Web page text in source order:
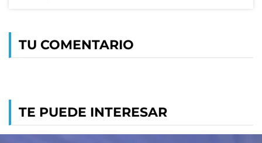
TU COMENTARIO
TE PUEDE INTERESAR